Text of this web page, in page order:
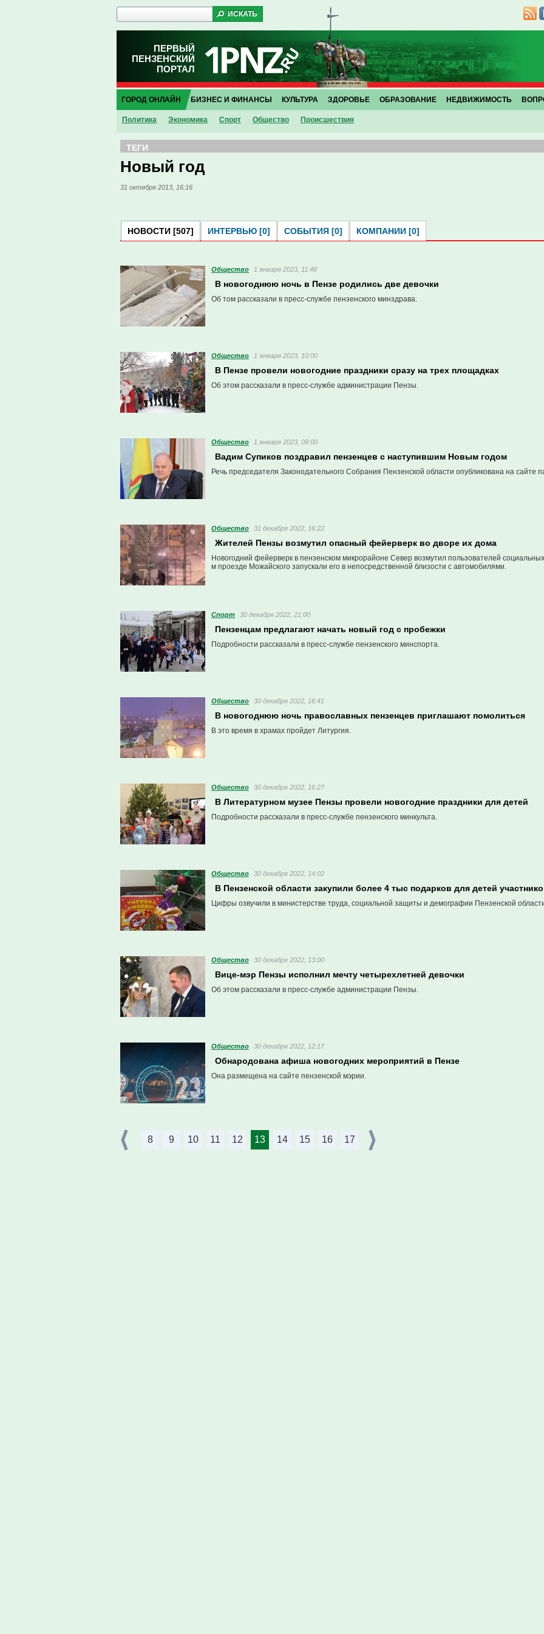
ПЕРВЫЙ
ПЕНЗЕНСКИЙ
ПОРТАЛ
ГОРОД ОНЛАЙН
Политика Экономика Спорт Общество Проиcшествия
БИЗНЕС И ФИНАНСЫ КУЛЬТУРА ЗДОРОВЬЕ ОБРАЗОВАНИЕ НЕДВИЖИМОСТЬ
ТЕГИ
Новый год
31 октября 2013, 16:16
НОВОСТИ [507] ИНТЕРВЬЮ [0] СОБЫТИЯ [0] КОМПАНИИ [0]
Общество 1 января 2023, 11:48
В новогоднюю ночь в Пензе родились две девочки
Об том рассказали в пресс-службе пензенского минздрава.
Общество 1 января 2023, 10:00
В Пензе провели новогодние праздники сразу на трех площадках
Об этом рассказали в пресс-службе администрации Пензы.
Общество 1 января 2023, 09:00
Вадим Супиков поздравил пензенцев с наступившим Новым годом
Речь председателя Законодательного Собрания Пензенской области опубликована на сайте
Общество 31 декабря 2022, 16:22
Жителей Пензы возмутил опасный фейерверк во дворе их дома
Новогодний фейерверк в пензенском микрорайоне Север возмутил пользователей
м проезде Можайского запускали его в непосредственной близости с автомобилями.
Спорт 30 декабря 2022, 21:00
Пензенцам предлагают начать новый год с пробежки
Подробности рассказали в пресс-службе пензенского минспорта.
Общество 30 декабря 2022, 16:41
В новогоднюю ночь православных пензенцев приглашают помолиться
В это время в храмах пройдет Литургия.
Общество 30 декабря 2022, 16:27
В Литературном музее Пензы провели новогодние праздники для детей
Подробности рассказали в пресс-службе пензенского минкульта.
Общество 30 декабря 2022, 14:02
В Пензенской области закупили более 4 тыс подарков для детей
Цифры озвучили в министерстве труда, социальной защиты и демографии Пензенской
Общество 30 декабря 2022, 13:00
Вице-мэр Пензы исполнил мечту четырехлетней девочки
Об этом рассказали в пресс-службе администрации Пензы.
Общество 30 декабря 2022, 12:17
Обнародована афиша новогодних мероприятий в Пензе
Она размещена на сайте пензенской мэрии.
8 9 10 11 12 13 14 15 16 17